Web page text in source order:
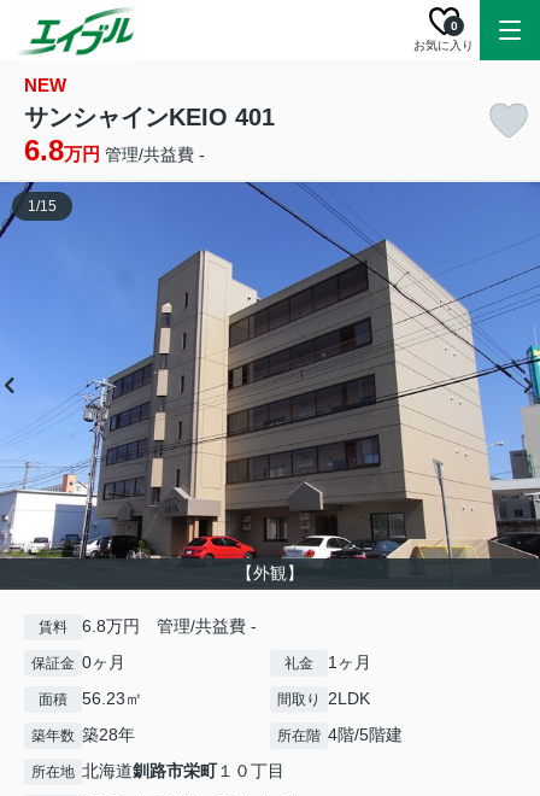
お気に入り
0
NEW
サンシャインKEIO 401
6.8万円 管理/共益費 -
【外観】
1/15
賃料 6.8万円 管理/共益費 -
保証金 0ヶ月 礼金 1ヶ月
面積 56.23㎡ 間取り 2LDK
築年数 築28年 所在階 4階/5階建
所在地 北海道釧路市栄町１０丁目